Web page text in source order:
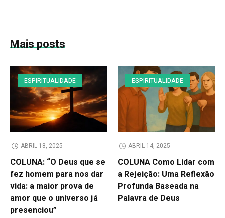
Mais posts
ESPIRITUALIDADE
ABRIL 18, 2025
COLUNA: “O Deus que se
fez homem para nos dar
vida: a maior prova de
amor que o universo já
presenciou”
ESPIRITUALIDADE
ABRIL 14, 2025
COLUNA Como Lidar com
a Rejeição: Uma Reflexão
Profunda Baseada na
Palavra de Deus